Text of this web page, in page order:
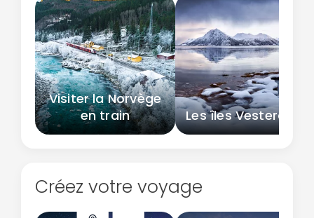
Visiter la Norvège
en train
Les îles Vesteralen
Créez votre voyage